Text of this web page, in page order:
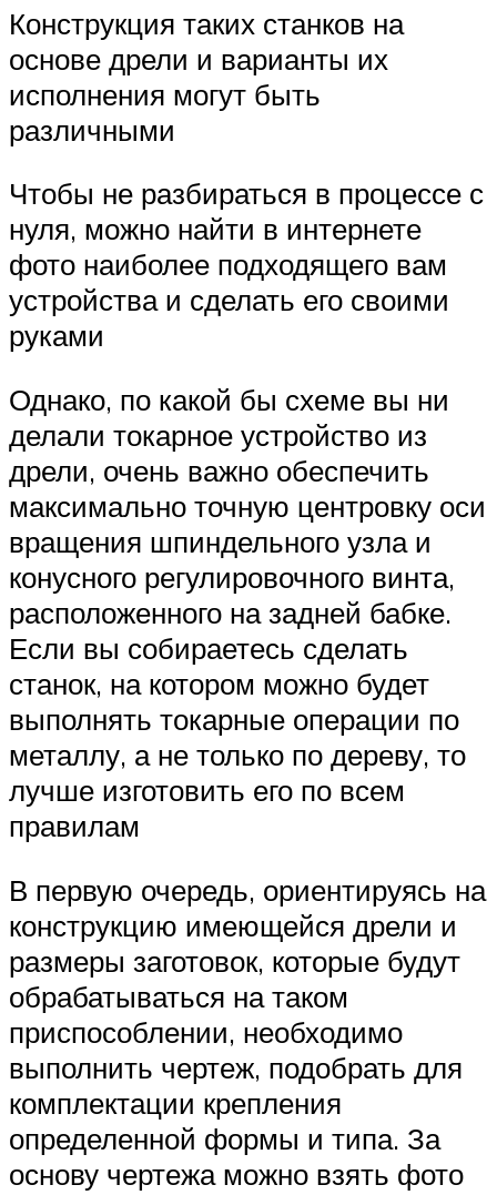
Конструкция таких станков на
основе дрели и варианты их
исполнения могут быть
различными
Чтобы не разбираться в процессе с
нуля, можно найти в интернете
фото наиболее подходящего вам
устройства и сделать его своими
руками
Однако, по какой бы схеме вы ни
делали токарное устройство из
дрели, очень важно обеспечить
максимально точную центровку оси
вращения шпиндельного узла и
конусного регулировочного винта,
расположенного на задней бабке.
Если вы собираетесь сделать
станок, на котором можно будет
выполнять токарные операции по
металлу, а не только по дереву, то
лучше изготовить его по всем
правилам
В первую очередь, ориентируясь на
конструкцию имеющейся дрели и
размеры заготовок, которые будут
обрабатываться на таком
приспособлении, необходимо
выполнить чертеж, подобрать для
комплектации крепления
определенной формы и типа. За
основу чертежа можно взять фото